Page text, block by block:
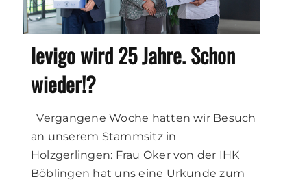
levigo wird 25 Jahre. Schon
wieder!?
Vergangene Woche hatten wir Besuch
an unserem Stammsitz in
Holzgerlingen: Frau Oker von der IHK
Böblingen hat uns eine Urkunde zum